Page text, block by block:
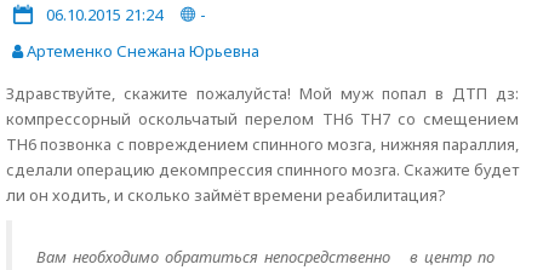
06.10.2015 21:24
-
Артеменко Снежана Юрьевна
Здравствуйте, скажите пожалуйста! Мой муж попал в ДТП дз:
компрессорный оскольчатый перелом ТН6 ТН7 со смещением
ТН6 позвонка с повреждением спинного мозга, нижняя параллия,
сделали операцию декомпрессия спинного мозга. Скажите будет
ли он ходить, и сколько займёт времени реабилитация?
Вам необходимо обратиться непосредственно
в центр по